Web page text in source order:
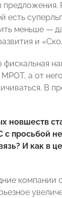
есть
меньше —
и
а от
В
новшеств
просьбой
И как в